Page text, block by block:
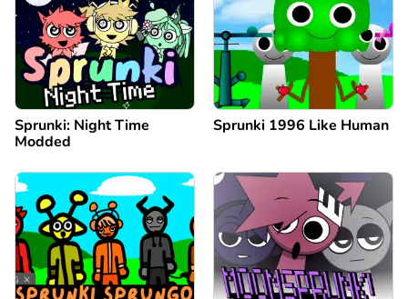
Sprunki: Night Time
Modded
Sprunki 1996 Like Human